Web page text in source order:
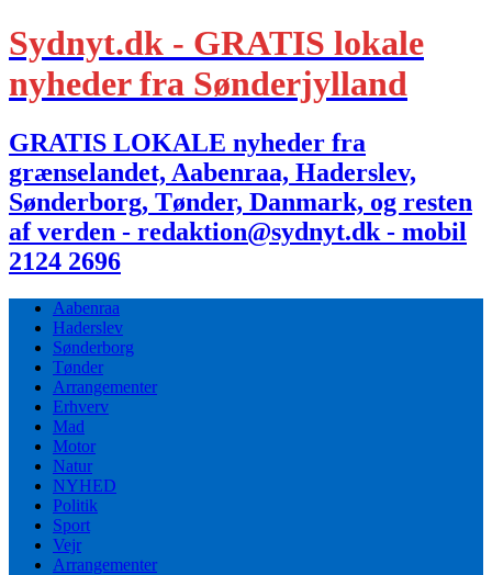
Sydnyt.dk - GRATIS lokale
nyheder fra Sønderjylland
GRATIS LOKALE nyheder fra
grænselandet, Aabenraa, Haderslev,
Sønderborg, Tønder, Danmark, og resten
af verden - redaktion@sydnyt.dk - mobil
2124 2696
Aabenraa
Haderslev
Sønderborg
Tønder
Arrangementer
Erhverv
Mad
Motor
Natur
NYHED
Politik
Sport
Vejr
Arrangementer